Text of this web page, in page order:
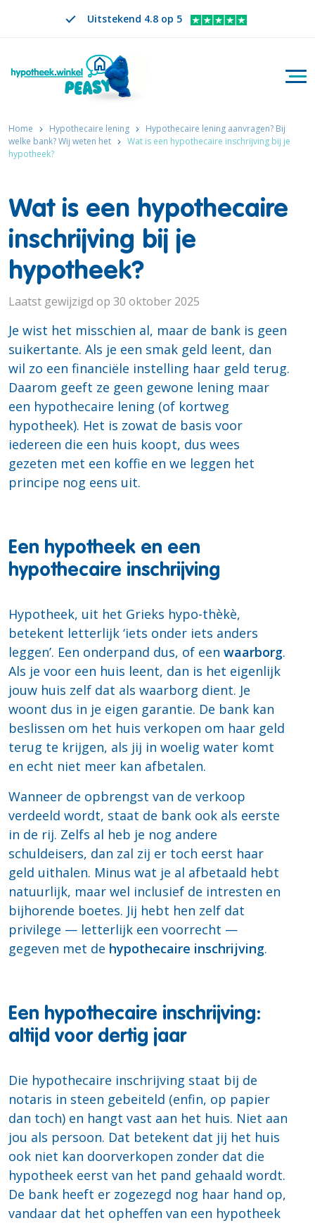
Uitstekend 4.8 op 5
Zoeken
VERANDER TAAL. GESELECTEERDE TAAL IS
NL
Home Hypothecaire lening
Hypothecaire lening aanvragen? Bij
welke bank? Wij weten het
Wat is een hypothecaire inschrijving bij je
hypotheek?
Wat is een hypothecaire
inschrijving bij je
hypotheek?
Laatst gewijzigd op 30 oktober 2025
Je wist het misschien al, maar de bank is geen
suikertante. Als je een smak geld leent, dan
wil zo een financiële instelling haar geld terug.
Daarom geeft ze geen gewone lening maar
een hypothecaire lening (of kortweg
hypotheek). Het is zowat de basis voor
iedereen die een huis koopt, dus wees
gezeten met een koffie en we leggen het
principe nog eens uit.
Een hypotheek en een
hypothecaire inschrijving
Hypotheek, uit het Grieks hypo-thèkè,
betekent letterlijk ‘iets onder iets anders
leggen’. Een onderpand dus, of een waarborg.
Als je voor een huis leent, dan is het eigenlijk
jouw huis zelf dat als waarborg dient. Je
woont dus in je eigen garantie. De bank kan
beslissen om het huis verkopen om haar geld
terug te krijgen, als jij in woelig water komt
en echt niet meer kan afbetalen.
Wanneer de opbrengst van de verkoop
verdeeld wordt, staat de bank ook als eerste
in de rij. Zelfs al heb je nog andere
schuldeisers, dan zal zij er toch eerst haar
geld uithalen. Minus wat je al afbetaald hebt
natuurlijk, maar wel inclusief de intresten en
bijhorende boetes. Jij hebt hen zelf dat
privilege — letterlijk een voorrecht —
gegeven met de hypothecaire inschrijving.
Een hypothecaire inschrijving:
altijd voor dertig jaar
Die hypothecaire inschrijving staat bij de
notaris in steen gebeiteld (enfin, op papier
dan toch) en hangt vast aan het huis. Niet aan
jou als persoon. Dat betekent dat jij het huis
ook niet kan doorverkopen zonder dat die
hypotheek eerst van het pand gehaald wordt.
De bank heeft er zogezegd nog haar hand op,
vandaar dat het opheffen van een hypotheek